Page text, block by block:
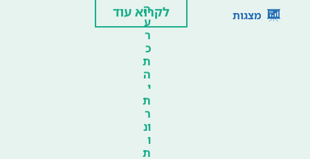
מצגות
ה
ע
ר
כ
ת
ה
י
ת
ר
ונ
ו
ת
לקרוא עוד